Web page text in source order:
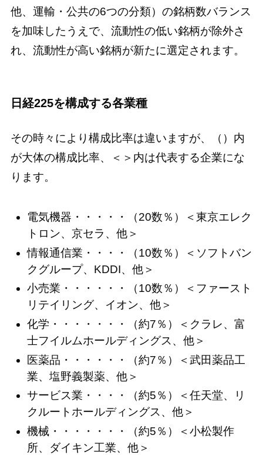
他、運輸・公共の6つの分類）の銘柄数バランス
を加味したうえで、流動性の低い銘柄が除外さ
れ、流動性が高い銘柄が新たに選定されます。
日経225を構成する各業種
その時々により構成比率は違いますが、（）内
が大体の構成比率、＜＞内は代表する企業にな
ります。
電気機器・・・・・（20数％）＜東京エレク
トロン、京セラ、他＞
情報通信業・・・・（10数％）＜ソフトバン
クグループ、KDDI、他＞
小売業・・・・・・（10数％）＜ファースト
リテイリング、イオン、他＞
化学・・・・・・・（約7％）＜クラレ、富
士フイルムホールディングス、他＞
医薬品・・・・・・（約7％）＜武田薬品工
業、塩野義製薬、他＞
サービス業・・・・（約5％）＜任天堂、リ
クルートホールディングス、他＞
機械・・・・・・・（約5％）＜小松製作
所、ダイキン工業、他＞